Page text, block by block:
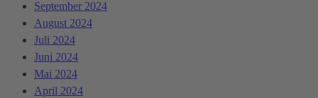
September 2024
August 2024
Juli 2024
Juni 2024
Mai 2024
April 2024